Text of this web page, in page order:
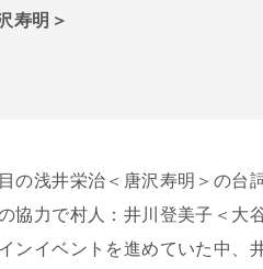
寿明＞
の浅井栄治＜唐沢寿明＞の台
協力で村人：井川登美子＜大
ンイベントを進めていた中、